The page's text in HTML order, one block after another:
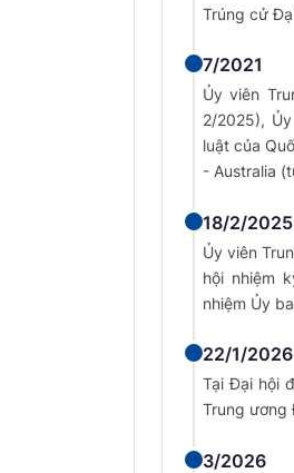
Trúng cử
7/2021
Ủy viên
2/2025),
luật của
- Australia
18/2/2025
Ủy viên
hội nhiệm
nhiệm Ủy
22/1/2026
Tại Đại hội
Trung ương
3/2026